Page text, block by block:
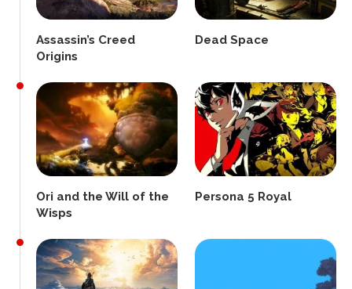
Assassin’s Creed
Origins
Dead Space
Ori and the Will of the
Wisps
Persona 5 Royal